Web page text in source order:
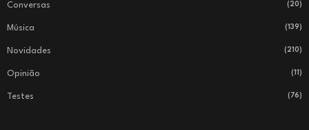
Conversas (20)
Música (139)
Novidades (210)
Opinião (11)
Testes (76)